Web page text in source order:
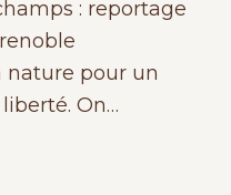
: reportage
nature pour un
On…